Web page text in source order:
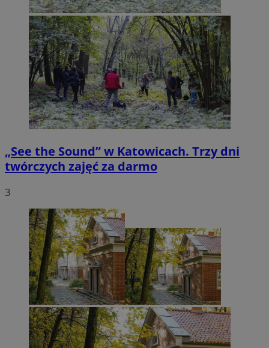
„See the Sound” w Katowicach. Trzy dni
twórczych zajęć za darmo
3